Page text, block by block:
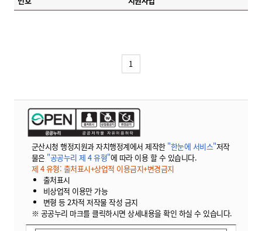
1
군산시청 행정지원과 자치행정계에서 제작한 "한눈에 서비스"저작
물은 "공공누리 제 4 유형"에 따라 이용 할 수 있습니다.
제 4 유형: 출처표시+상업적 이용금지+변경금지
출처표시
비상업적 이용만 가능
변형 등 2차적 저작물 작성 금지
※ 공공누리 마크를 클릭하시면 상세내용을 확인 하실 수 있습니다.